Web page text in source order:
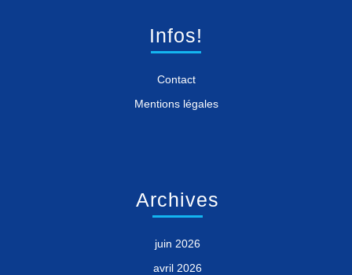
Infos!
Contact
Mentions légales
Archives
juin 2026
avril 2026